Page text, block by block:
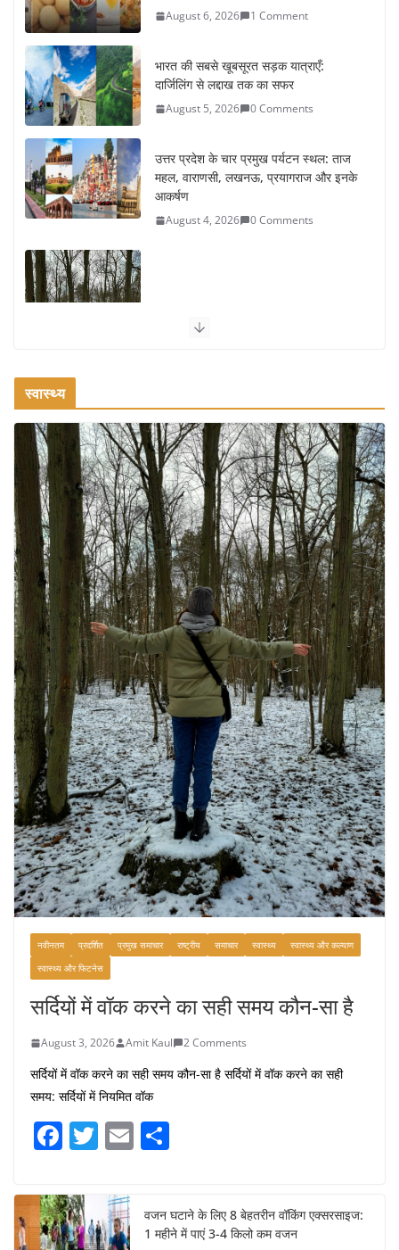
August 6, 2026 1 Comment
भारत की सबसे खूबसूरत सड़क यात्राएँ:
दार्जिलिंग से लद्दाख तक का सफर
August 5, 2026 0 Comments
उत्तर प्रदेश के चार प्रमुख पर्यटन स्थल: ताज
महल, वाराणसी, लखनऊ, प्रयागराज और इनके
आकर्षण
August 4, 2026 0 Comments
August 3, 2026
ऑफबीट समर डेस्टिनेशन: गर्मियों के लिए 7 बेहतरीन ठंडी जगहें – भीड़ से
दूर छुट्टियां
August 2, 2026 1 Comment
भारत में दर्शनीय 10 सबसे प्रसिद्ध मंदिर:
आस्था, इतिहास और वास्तुकला के अद्भुत
प्रतीक
August 9, 2026 0 Comments
स्वास्थ्य
नवीनतम प्रदर्शित प्रमुख समाचार राष्ट्रीय समाचार स्वास्थ्य
स्वास्थ्य और कल्याण
स्वास्थ्य और फिटनेस
सर्दियों में वॉक करने का सही समय कौन-सा है
August 3, 2026 Amit Kaul 2 Comments
सर्दियों में वॉक करने का सही समय कौन-सा है सर्दियों में वॉक करने का सही
समय: सर्दियों में नियमित वॉक
F
c
e
T
itt
er
E
e
वजन घटाने के लिए 8 बेहतरीन वॉकिंग एक्सरसाइज:
1 महीने में पाएं 3-4 किलो कम वजन